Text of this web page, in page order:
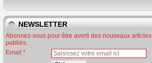
NEWSLETTER
Abonnez-vous pour être averti des nouveaux articles
publiés.
Email